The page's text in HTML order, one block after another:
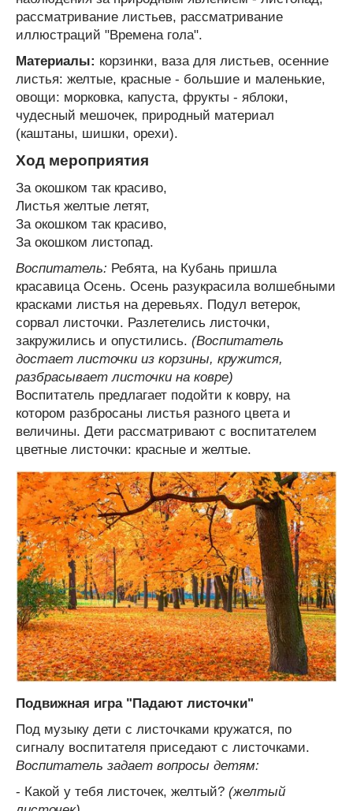
рассматривание листьев, рассматривание
иллюстраций "Времена гола".
Материалы: корзинки, ваза для листьев, осенние
листья: желтые, красные - большие и маленькие,
овощи: морковка, капуста, фрукты - яблоки,
чудесный мешочек, природный материал
(каштаны, шишки, орехи).
Ход мероприятия
За окошком так красиво,
Листья желтые летят,
За окошком так красиво,
За окошком листопад.
Воспитатель: Ребята, на Кубань пришла
красавица Осень. Осень разукрасила волшебными
красками листья на деревьях. Подул ветерок,
сорвал листочки. Разлетелись листочки,
закружились и опустились. (Воспитатель
достает листочки из корзины, кружится,
разбрасывает листочки на ковре)
Воспитатель предлагает подойти к ковру, на
котором разбросаны листья разного цвета и
величины. Дети рассматривают с воспитателем
цветные листочки: красные и желтые.
Подвижная игра "Падают листочки"
Под музыку дети с листочками кружатся, по
сигналу воспитателя приседают с листочками.
Воспитатель задает вопросы детям:
- Какой у тебя листочек, желтый? (желтый